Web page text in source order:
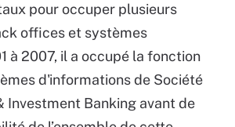
pour occuper plusieurs
offices et systèmes
à 2007, il a occupé la fonction
d'informations de Société
Investment Banking avant de